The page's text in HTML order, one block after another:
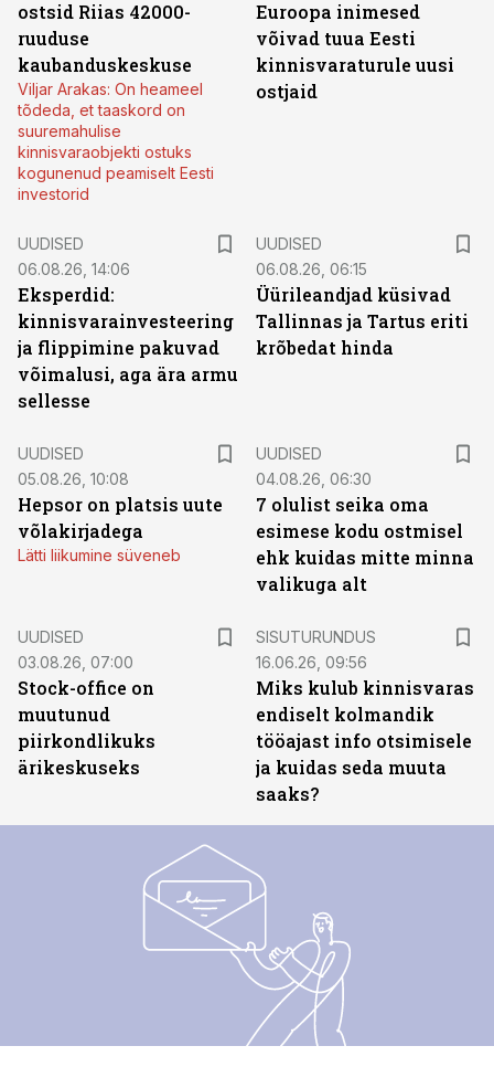
ostsid Riias 42000-
ruuduse
kaubanduskeskuse
Viljar Arakas: On heameel
tõdeda, et taaskord on
suuremahulise
kinnisvaraobjekti ostuks
kogunenud peamiselt Eesti
investorid
Euroopa inimesed
võivad tuua Eesti
kinnisvaraturule uusi
ostjaid
UUDISED
06.08.26, 14:06
Eksperdid:
kinnisvarainvesteering
ja flippimine pakuvad
võimalusi, aga ära armu
sellesse
UUDISED
06.08.26, 06:15
Üürileandjad küsivad
Tallinnas ja Tartus eriti
krõbedat hinda
UUDISED
05.08.26, 10:08
Hepsor on platsis uute
võlakirjadega
Lätti liikumine süveneb
UUDISED
04.08.26, 06:30
7 olulist seika oma
esimese kodu ostmisel
ehk kuidas mitte minna
valikuga alt
UUDISED
03.08.26, 07:00
Stock-office on
muutunud
piirkondlikuks
ärikeskuseks
SISUTURUNDUS
16.06.26, 09:56
Miks kulub kinnisvaras
endiselt kolmandik
tööajast info otsimisele
ja kuidas seda muuta
saaks?